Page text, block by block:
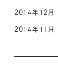
2014年12月
2014年11月